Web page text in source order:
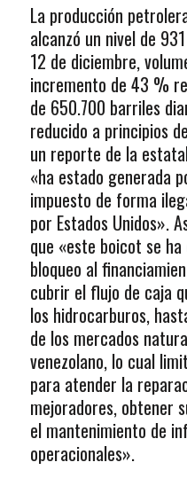
La producción
alcanzó un nivel de
12 de diciembre,
incremento de 43 %
de 650.700 barriles
reducido a principios
un reporte de la
«ha estado generada
impuesto de forma
por Estados Unidos».
que «este boicot se
bloqueo al
cubrir el flujo de caja
los hidrocarburos,
de los mercados
venezolano, lo cual
para atender la
mejoradores, obtener
el mantenimiento de
operacionales».